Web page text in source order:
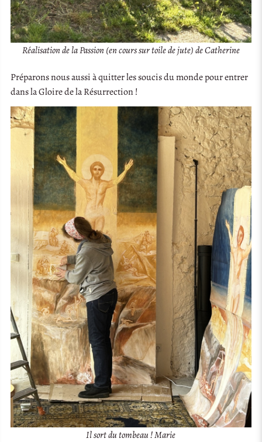
Réalisation de la Passion (en cours sur toile de jute) de Catherine
Préparons nous aussi à quitter les soucis du monde pour entrer
dans la Gloire de la Résurrection !
Il sort du tombeau ! Marie